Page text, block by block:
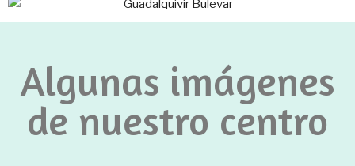
Algunas imágenes
de nuestro centro